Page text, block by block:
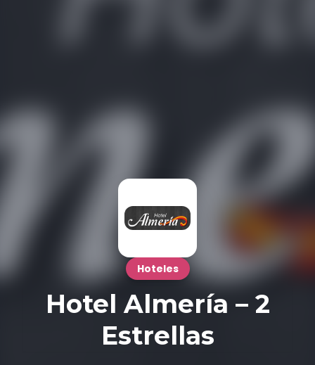
Hoteles
Hotel Almería – 2
Estrellas